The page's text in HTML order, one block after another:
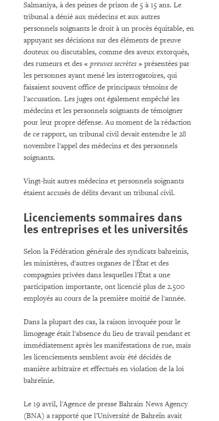
Salmaniya, à des peines de prison de 5 à 15 ans. Le
tribunal a dénié aux médecins et aux autres
personnels soignants le droit à un procès équitable, en
appuyant ses décisions sur des éléments de preuve
douteux ou discutables, comme des aveux extorqués,
des rumeurs et des « preuves secrètes» présentées par
les personnes ayant mené les interrogatoires, qui
faisaient souvent office de principaux témoins de
l'accusation. Les juges ont également empêché les
médecins et les personnels soignants de témoigner
pour leur propre défense. Au moment de la rédaction
de ce rapport, un tribunal civil devait entendre le 28
novembre l'appel des médecins et des personnels
soignants.
Vingt-huit autres médecins et personnels soignants
étaient accusés de délits devant un tribunal civil.
Licenciements sommaires dans
les entreprises et les universités
Selon la Fédération générale des syndicats bahreinis,
les ministères, d'autres organes de l'État et des
compagnies privées dans lesquelles l'État a une
participation importante, ont licencié plus de 2.500
employés au cours de la première moitié de l'année.
Dans la plupart des cas, la raison invoquée pour le
limogeage était l'absence du lieu de travail pendant et
immédiatement après les manifestations de rue, mais
les licenciements semblent avoir été décidés de
manière arbitraire et effectués en violation de la loi
bahreïnie.
Le 19 avril, l'Agence de presse Bahrain News Agency
(BNA) a rapporté que l'Université de Bahreïn avait